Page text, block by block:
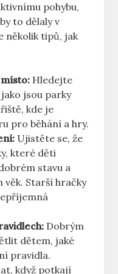
pohybu,
to dělaly v
několik tipů, jak
Hledejte
jsou parky
kde je
pro běhání a hry.
Ujistěte se, že
které děti
stavu a
věk. Starší hračky
Dobrým
dětem, jaké
pravidla.
když potkají